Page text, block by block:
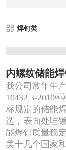
焊钉类
内螺纹储能
我公司常年生
10432.3-
标规定的储能焊
选，表面处理
能焊钉质量稳定
美十几个国家和